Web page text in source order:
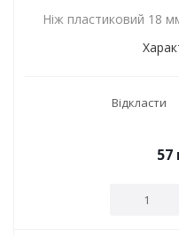
Ніж пластиковий 18
Відкласти
57